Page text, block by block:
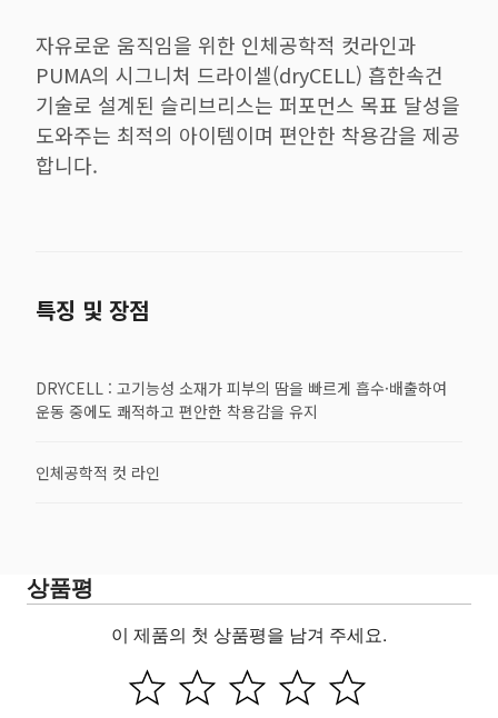
자유로운 움직임을 위한 인체공학적 컷라인과
PUMA의 시그니처 드라이셀(dryCELL) 흡한속건
기술로 설계된 슬리브리스는 퍼포먼스 목표 달성을
도와주는 최적의 아이템이며 편안한 착용감을 제공
합니다.
특징 및 장점
DRYCELL : 고기능성 소재가 피부의 땀을 빠르게 흡수·배출하여
운동 중에도 쾌적하고 편안한 착용감을 유지
인체공학적 컷 라인
상품평
이 제품의 첫 상품평을 남겨 주세요.